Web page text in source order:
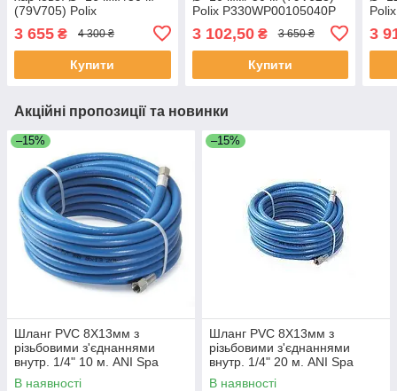
(79V705) Polix
(Польща)
3 655 ₴ 4 300 ₴
Купити
Polix P330WP00105040P
3 102,50₴ 3 650 ₴
Купити
3
Акційні пропозиції та новинки
–15%
Шланг PVC 8Х13мм з
різьбовими з'єднаннями
внутр. 1/4" 10 м. ANI Spa
AH0379104 (Італія)
В наявності
–15%
Шланг PVC 8Х13мм з
різьбовими з'єднаннями
внутр. 1/4" 20 м. ANI Spa
AH0379105 (Італія)
В наявності